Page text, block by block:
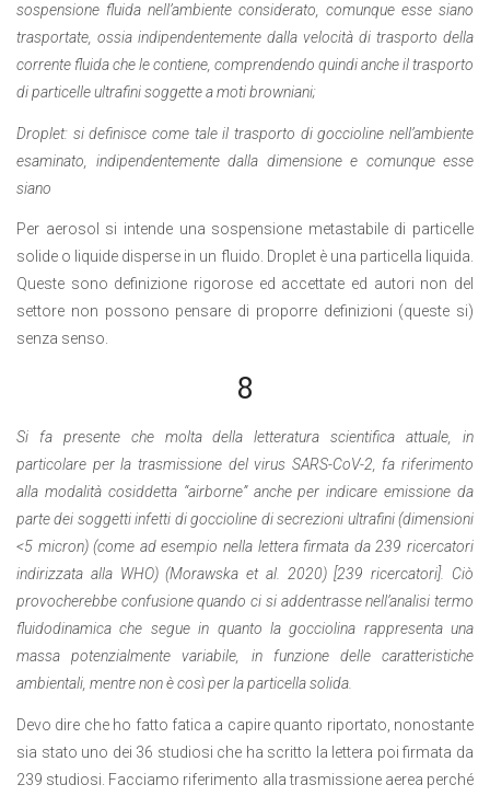
sospensione fluida nell’ambiente considerato, comunque esse siano
trasportate, ossia indipendentemente dalla velocità di trasporto della
corrente fluida che le contiene, comprendendo quindi anche il trasporto
di particelle ultrafini soggette a moti browniani;
Droplet: si definisce come tale il trasporto di goccioline nell’ambiente
esaminato, indipendentemente dalla dimensione e comunque esse
siano
Per aerosol si intende una sospensione metastabile di particelle
solide o liquide disperse in un fluido. Droplet è una particella liquida.
Queste sono definizione rigorose ed accettate ed autori non del
settore non possono pensare di proporre definizioni (queste si)
senza senso.
8
Si fa presente che molta della letteratura scientifica attuale, in
particolare per la trasmissione del virus SARS-CoV-2, fa riferimento
alla modalità cosiddetta “airborne” anche per indicare emissione da
parte dei soggetti infetti di goccioline di secrezioni ultrafini (dimensioni
<5 micron) (come ad esempio nella lettera firmata da 239 ricercatori
indirizzata alla WHO) (Morawska et al. 2020) [239 ricercatori]. Ciò
provocherebbe confusione quando ci si addentrasse nell’analisi termo
fluidodinamica che segue in quanto la gocciolina rappresenta una
massa potenzialmente variabile, in funzione delle caratteristiche
ambientali, mentre non è così per la particella solida.
Devo dire che ho fatto fatica a capire quanto riportato, nonostante
sia stato uno dei 36 studiosi che ha scritto la lettera poi firmata da
239 studiosi. Facciamo riferimento alla trasmissione aerea perché